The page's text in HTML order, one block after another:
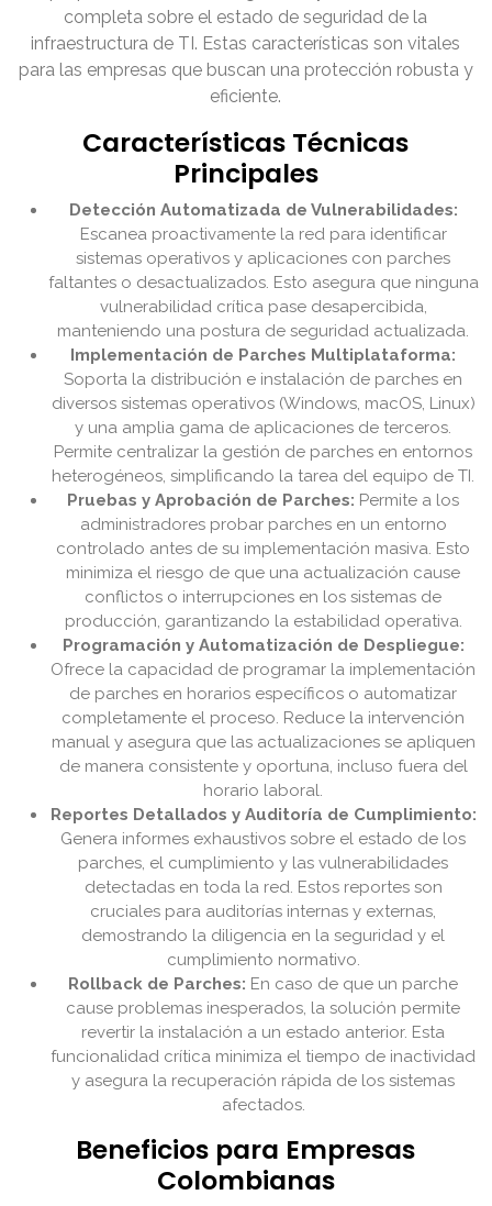
completa sobre el estado de seguridad de la
infraestructura de TI. Estas características son vitales
para las empresas que buscan una protección robusta y
eficiente.
Características Técnicas
Principales
Detección Automatizada de Vulnerabilidades:
Escanea proactivamente la red para identificar
sistemas operativos y aplicaciones con parches
faltantes o desactualizados. Esto asegura que ninguna
vulnerabilidad crítica pase desapercibida,
manteniendo una postura de seguridad actualizada.
Implementación de Parches Multiplataforma:
Soporta la distribución e instalación de parches en
diversos sistemas operativos (Windows, macOS, Linux)
y una amplia gama de aplicaciones de terceros.
Permite centralizar la gestión de parches en entornos
heterogéneos, simplificando la tarea del equipo de TI.
Pruebas y Aprobación de Parches: Permite a los
administradores probar parches en un entorno
controlado antes de su implementación masiva. Esto
minimiza el riesgo de que una actualización cause
conflictos o interrupciones en los sistemas de
producción, garantizando la estabilidad operativa.
Programación y Automatización de Despliegue:
Ofrece la capacidad de programar la implementación
de parches en horarios específicos o automatizar
completamente el proceso. Reduce la intervención
manual y asegura que las actualizaciones se apliquen
de manera consistente y oportuna, incluso fuera del
horario laboral.
Reportes Detallados y Auditoría de Cumplimiento:
Genera informes exhaustivos sobre el estado de los
parches, el cumplimiento y las vulnerabilidades
detectadas en toda la red. Estos reportes son
cruciales para auditorías internas y externas,
demostrando la diligencia en la seguridad y el
cumplimiento normativo.
Rollback de Parches: En caso de que un parche
cause problemas inesperados, la solución permite
revertir la instalación a un estado anterior. Esta
funcionalidad crítica minimiza el tiempo de inactividad
y asegura la recuperación rápida de los sistemas
afectados.
Beneficios para Empresas
Colombianas